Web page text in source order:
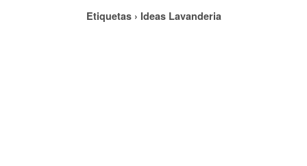
Etiquetas › Ideas Lavanderia